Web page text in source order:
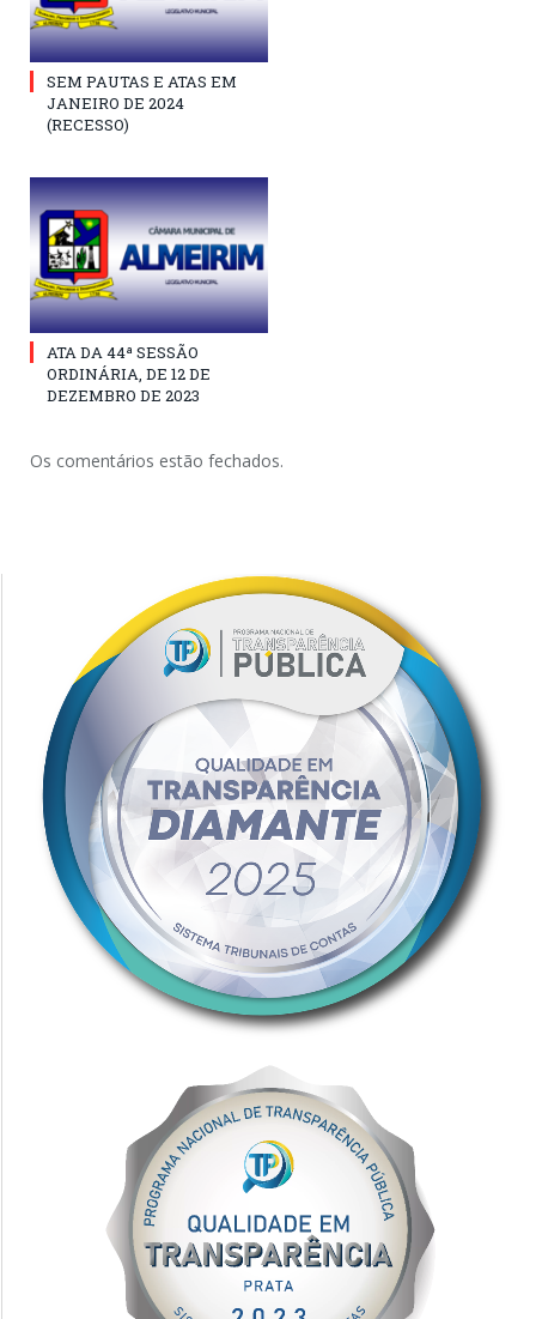
SEM PAUTAS E ATAS EM
JANEIRO DE 2024
(RECESSO)
ATA DA 44ª SESSÃO
ORDINÁRIA, DE 12 DE
DEZEMBRO DE 2023
Os comentários estão fechados.